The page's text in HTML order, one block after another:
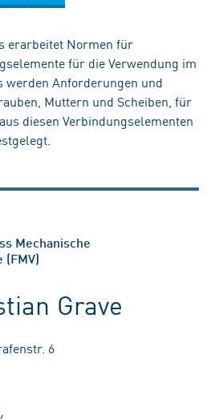
erarbeitet Normen für
für die Verwendung im
werden Anforderungen und
Muttern und Scheiben, für
diesen Verbindungselementen
Mechanische
Grave
6